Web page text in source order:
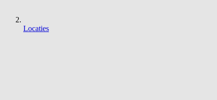
Locaties